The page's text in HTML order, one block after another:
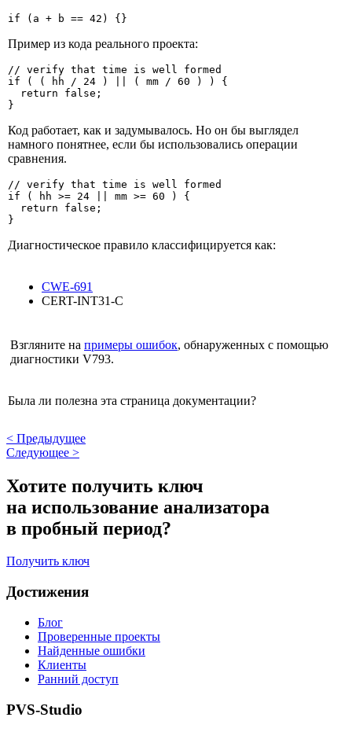
if (a + b == 42) {}
Пример из кода реального проекта:
// verify that time is well formed
if ( ( hh / 24 ) || ( mm / 60 ) ) {
  return false;
}
Код работает, как и задумывалось. Но он бы выглядел
намного понятнее, если бы использовались операции
сравнения.
// verify that time is well formed
if ( hh >= 24 || mm >= 60 ) {
  return false;
}
Диагностическое правило классифицируется как:
CWE-691
CERT-INT31-C
Взгляните на примеры ошибок, обнаруженных с помощью
диагностики V793.
Была ли полезна эта страница документации?
< Предыдущее
Следующее >
Хотите получить ключ
на использование анализатора
в пробный период?
Получить ключ
Достижения
Блог
Проверенные проекты
Найденные ошибки
Клиенты
Ранний доступ
PVS-Studio